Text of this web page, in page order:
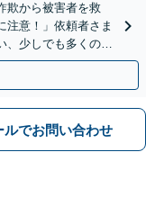
欺から被害者を救
注意！」依頼者さま
、少しでも多くの返
ルでお問い合わせ